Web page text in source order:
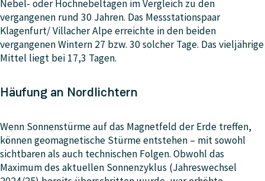
Nebel- oder Hochnebeltagen im Vergleich zu den
vergangenen rund 30 Jahren. Das Messstationspaar
Klagenfurt/ Villacher Alpe erreichte in den beiden
vergangenen Wintern 27 bzw. 30 solcher Tage. Das vieljährige
Mittel liegt bei 17,3 Tagen.
Häufung an Nordlichtern
Wenn Sonnenstürme auf das Magnetfeld der Erde treffen,
können geomagnetische Stürme entstehen – mit sowohl
sichtbaren als auch technischen Folgen. Obwohl das
Maximum des aktuellen Sonnenzyklus (Jahreswechsel